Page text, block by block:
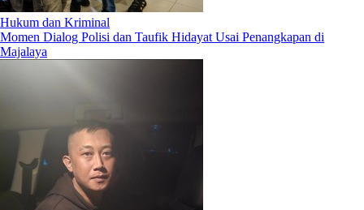
Hukum dan Kriminal
Momen Dialog Polisi dan Taufik Hidayat Usai Penangkapan di
Majalaya